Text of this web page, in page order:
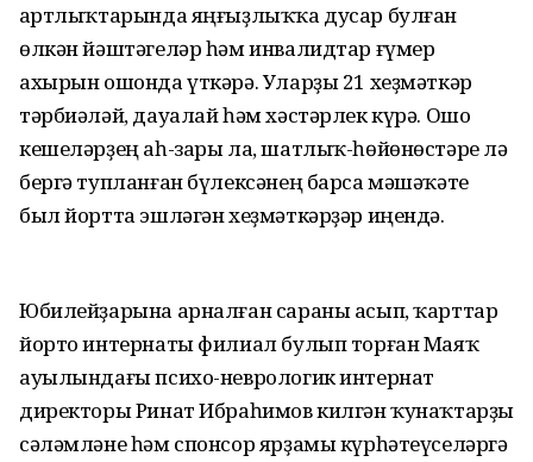
Ҡартлыҡтарында яңғыҙлыҡҡа дусар булған
өлкән йәштәгеләр һәм инвалидтар ғүмер
ахырын ошонда үткәрә. Уларҙы 21 хеҙмәткәр
тәрбиәләй, дауалай һәм хәстәрлек күрә. Ошо
кешеләрҙең аһ-зары ла, шатлыҡ-һөйөнөстәре лә
бергә тупланған бүлексәнең барса мәшәҡәте
был йортта эшләгән хеҙмәткәрҙәр иңендә.
Юбилейҙарына арналған сараны асып, ҡарттар
йорто интернаты филиал булып торған Маяҡ
ауылындағы психо-неврологик интернат
директоры Ринат Ибраһимов килгән ҡунаҡтарҙы
сәләмләне һәм спонсор ярҙамы күрһәтеүселәргә